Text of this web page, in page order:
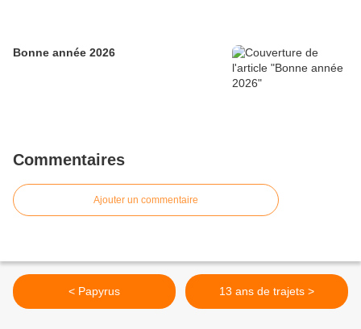
Bonne année 2026
Commentaires
Ajouter un commentaire
< Papyrus 13 ans de trajets >